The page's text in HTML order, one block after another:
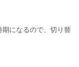
になるので、切り替